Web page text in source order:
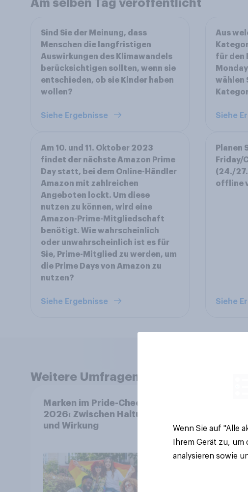
Am selben Tag veröffentlicht
Sind Sie der Meinung, dass
Menschen die langfristigen
Auswirkungen des Klimawandels
berücksichtigen sollten, wenn sie
entschieden, ob sie Kinder haben
wollen?
Siehe Ergebnisse
Aus
für den
wählen
Siehe
Am 10. und 11. Oktober 2023
findet der nächste Amazon Prime
Day statt, bei dem Online-Händler
Amazon mit zahlreichen
Angeboten lockt. Um diese
nutzen zu können, wird eine
Amazon-Prime-Mitgliedschaft
benötigt. Wie wahrscheinlich
oder unwahrscheinlich ist es für
Sie, Prime-Mitglied zu werden, um
die Prime Days von Amazon zu
nutzen?
Siehe Ergebnisse
Planen
Friday/
(24./
offline
Siehe
Weitere Umfragen anzeigen
Marken im Pride-Check
2026: Zwischen Haltung
und Wirkung
Wenn Sie auf "Alle
Ihrem Gerät zu,
analysieren sowie